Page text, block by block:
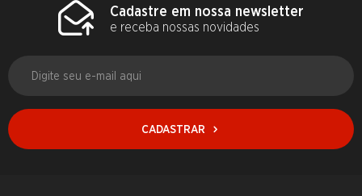
Cadastre em nossa newsletter
e receba nossas novidades
CADASTRAR